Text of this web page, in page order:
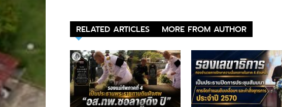
RELATED ARTICLES MORE FROM AUTHOR